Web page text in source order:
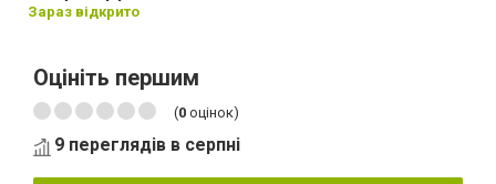
Зараз відкрито
Оцініть першим
(0 оцінок)
9 переглядів в серпні